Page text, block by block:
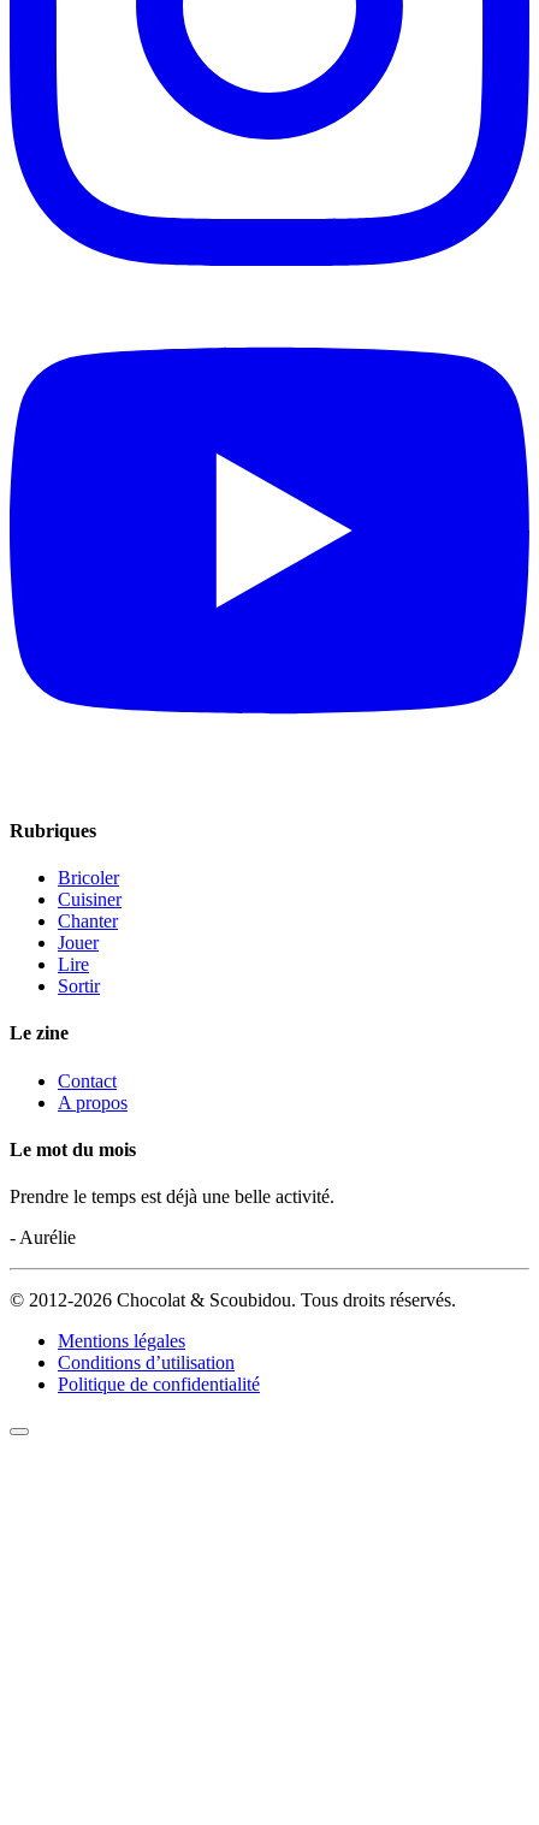
Rubriques
Bricoler
Cuisiner
Chanter
Jouer
Lire
Sortir
Le zine
Contact
A propos
Le mot du mois
Prendre le temps est déjà une belle activité.
- Aurélie
© 2012-2026 Chocolat & Scoubidou. Tous droits réservés.
Mentions légales
Conditions d’utilisation
Politique de confidentialité